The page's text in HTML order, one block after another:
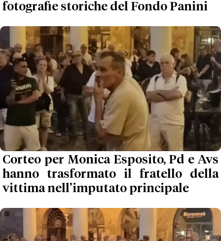
fotografie storiche del Fondo Panini
Corteo per Monica Esposito, Pd e Avs
hanno trasformato il fratello della
vittima nell’imputato principale